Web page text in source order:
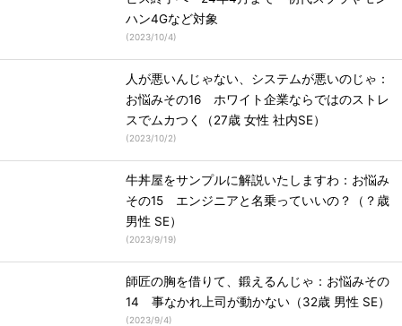
ハン4Gなど対象
(2023/10/4)
人が悪いんじゃない、システムが悪いのじゃ：
お悩みその16 ホワイト企業ならではのストレ
スでムカつく（27歳 女性 社内SE）
(2023/10/2)
牛丼屋をサンプルに解説いたしますわ：お悩み
その15 エンジニアと名乗っていいの？（？歳
男性 SE）
(2023/9/19)
師匠の胸を借りて、鍛えるんじゃ：お悩みその
14 事なかれ上司が動かない（32歳 男性 SE）
(2023/9/4)